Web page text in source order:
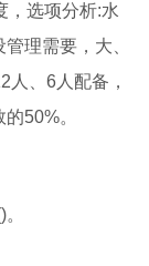
，选项分析:水
理需要，大、
人、6人配备，
50%。